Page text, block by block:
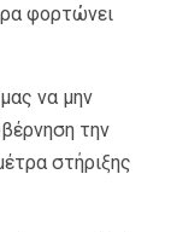
φορτώνει
να μην
την
στήριξης